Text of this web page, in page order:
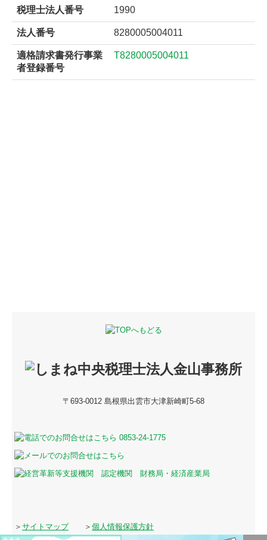
税理士法人番号 1990
法人番号 8280005004011
適格請求書発行事業
者登録番号
T8280005004011
〒693-0012 島根県出雲市大津新崎町5-68
＞サイトマップ＞個人情報保護方針